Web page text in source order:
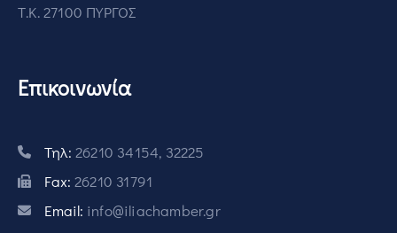
Τ.Κ. 27100 ΠΥΡΓΟΣ
Επικοινωνία
Τηλ: 26210 34154, 32225
Fax: 26210 31791
Email: info@iliachamber.gr